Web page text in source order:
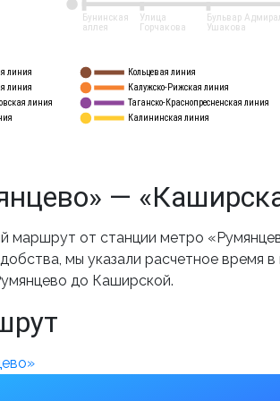
линия
линия
линия
Кольцевая линия
Калужско-Рижская линия
Таганско-Краснопресненская линия
Калининская линия
Бульвар
Ушакова
Улица
Горчакова
Бунинская
аллея
—
маршрут от станции метро
мы указали расчетное время
до Каширской.